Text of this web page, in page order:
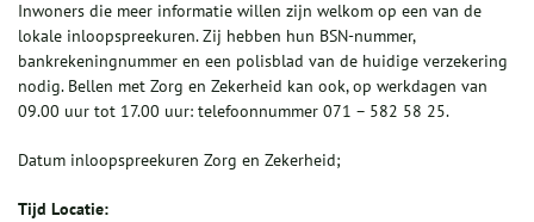
Inwoners die meer informatie willen zijn welkom op een van de
lokale inloopspreekuren. Zij hebben hun BSN-nummer,
bankrekeningnummer en een polisblad van de huidige verzekering
nodig. Bellen met Zorg en Zekerheid kan ook, op werkdagen van
09.00 uur tot 17.00 uur: telefoonnummer 071 – 582 58 25.
Datum inloopspreekuren Zorg en Zekerheid;
Tijd Locatie: